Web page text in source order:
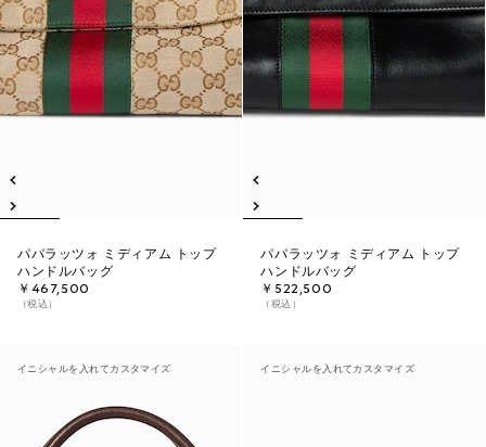
パパラッツォ ミディアム トップ
ハンドルバッグ
￥467,500
（税込）
パパラッツォ ミディアム トップ
ハンドルバッグ
￥522,500
（税込）
イニシャルを入れてカスタマイズ イニシャルを入れてカスタマイズ